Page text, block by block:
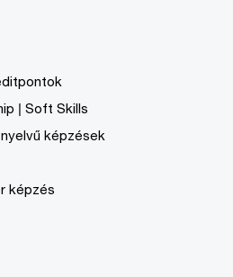
| Soft Skills
képzések
képzés